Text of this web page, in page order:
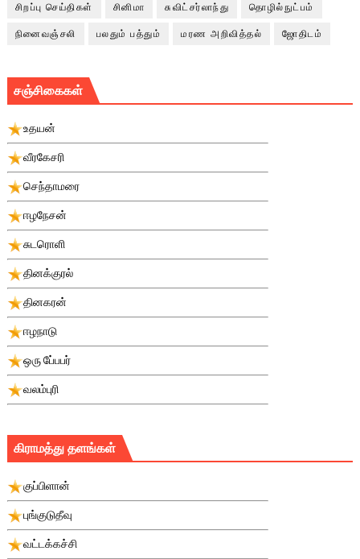
சிறப்பு செய்திகள் சினிமா சுவிட்சர்லாந்து தொழில்நுட்பம்
நினைவஞ்சலி பலதும் பத்தும் மரண அறிவித்தல் ஜோதிடம்
சஞ்சிகைகள்
உதயன்
வீரகேசரி
செந்தாமரை
ஈழநேசன்
சுடரொளி
தினக்குரல்
தினகரன்
ஈழநாடு
ஒரு பே்பபர்
வலம்புரி
கிராமத்து தளங்கள்
குப்பிளான்
புங்குடுதீவு
வட்டக்கச்சி